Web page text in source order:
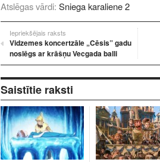
Atslēgas vārdi: Sniega karaliene 2
Iepriekšējais raksts
Vidzemes koncertzāle „Cēsis” gadu
noslēgs ar krāšņu Vecgada balli
Saistītie raksti